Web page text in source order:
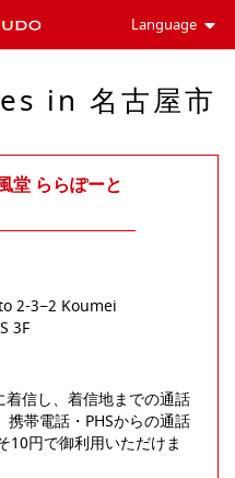
Language
in 名古屋市
堂 ららぽーと
2-3−2 Koumei
3F
信し、着信地までの通話
帯電話・PHSからの通話
10円で御利用いただけま